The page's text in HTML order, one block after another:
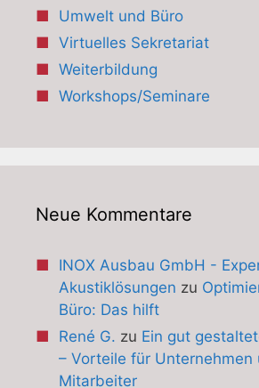
Umwelt und Büro
Virtuelles Sekretariat
Weiterbildung
Workshops/Seminare
Neue Kommentare
INOX Ausbau GmbH -
Akustiklösungen zu
Büro: Das hilft
René G. zu Ein gut
– Vorteile für Unternehmen
Mitarbeiter